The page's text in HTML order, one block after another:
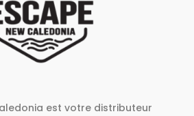
est votre distributeur